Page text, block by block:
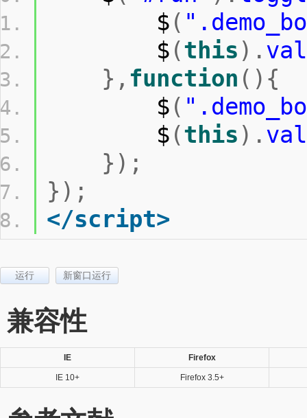
$ (
$ (this ). val
}, function (){
$ (
$ (this ). val
});
});
</script>
运行 新窗口运行
兼容性
IE Firefox
IE 10+ Firefox 3.5+